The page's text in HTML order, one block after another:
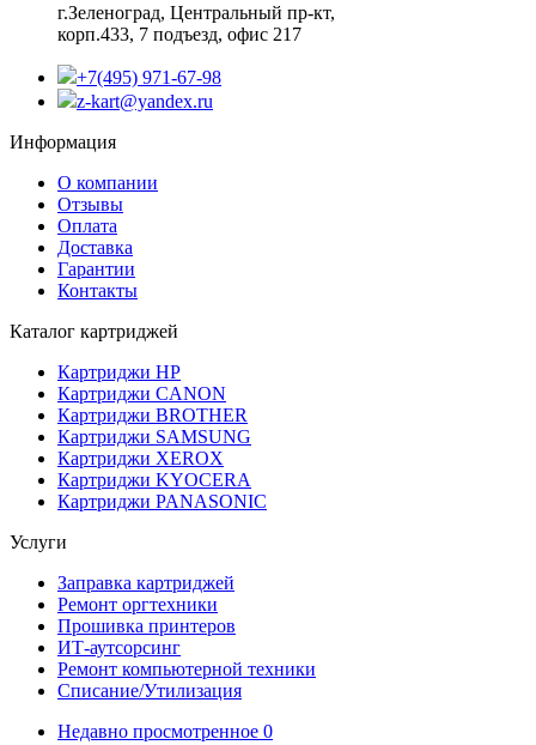
г.Зеленоград, Центральный пр-кт,
корп.433, 7 подъезд, офис 217
+7(495) 971-67-98
z-kart@yandex.ru
Информация
О компании
Отзывы
Оплата
Доставка
Гарантии
Контакты
Каталог картриджей
Картриджи HP
Картриджи CANON
Картриджи BROTHER
Картриджи SAMSUNG
Картриджи XEROX
Картриджи KYOCERA
Картриджи PANASONIC
Услуги
Заправка картриджей
Ремонт оргтехники
Прошивка принтеров
ИТ-аутсорсинг
Ремонт компьютерной техники
Списание/Утилизация
Недавно просмотренное 0